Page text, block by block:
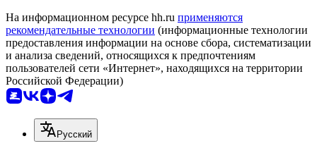
На информационном ресурсе hh.ru применяются
рекомендательные технологии (информационные технологии
предоставления информации на основе сбора, систематизации
и анализа сведений, относящихся к предпочтениям
пользователей сети «Интернет», находящихся на территории
Российской Федерации)
Русский